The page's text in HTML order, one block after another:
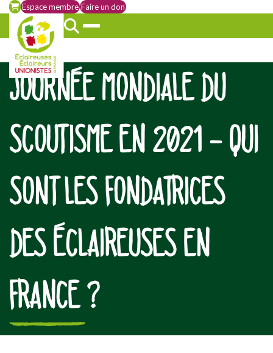
Espace membre Faire un don
JOURNÉE MONDIALE DU
SCOUTISME EN 2021 – QUI
SONT LES FONDATRICES
DES ÉCLAIREUSES EN
FRANCE ?